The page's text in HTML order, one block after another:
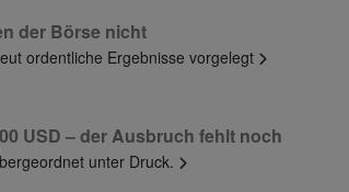
der Börse nicht
ordentliche Ergebnisse vorgelegt
USD – der Ausbruch fehlt noch
unter Druck.